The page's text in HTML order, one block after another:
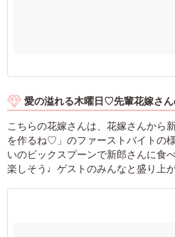
愛の溢れる木曜日♡先輩花嫁さ
こちらの花嫁さんは、花嫁さんから
を作るね♡」のファーストバイトの
いのビックスプーンで新郎さんに食
楽しそう♩ゲストのみんなと盛り上